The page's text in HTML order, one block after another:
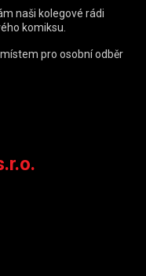
naši kolegové rádi
komiksu.
pro osobní odběr